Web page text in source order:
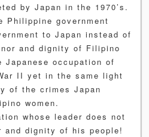
by Japan in the 1970’s.
government
to Japan instead of
and dignity of Filipino
Japanese occupation of
II yet in the same light
of the crimes Japan
women.
whose leader does not
and dignity of his people!